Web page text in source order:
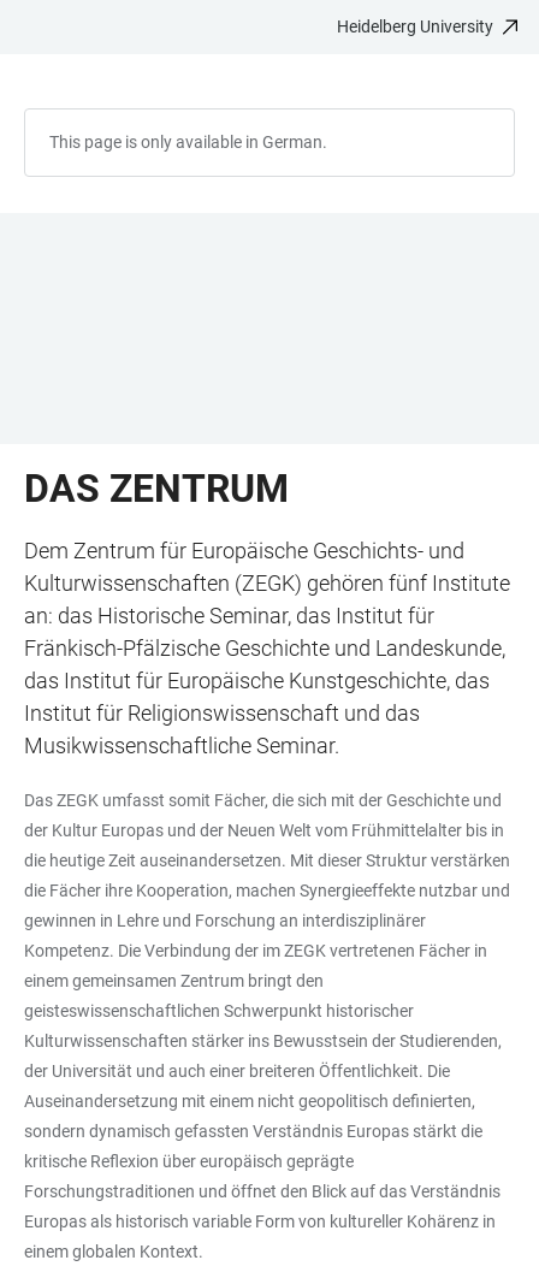
Heidelberg University
This page is only available in German.
DAS ZENTRUM
Dem Zentrum für Europäische Geschichts- und
Kulturwissenschaften (ZEGK) gehören fünf Institute
an: das Historische Seminar, das Institut für
Fränkisch-Pfälzische Geschichte und Landeskunde,
das Institut für Europäische Kunstgeschichte, das
Institut für Religionswissenschaft und das
Musikwissenschaftliche Seminar.
Das ZEGK umfasst somit Fächer, die sich mit der Geschichte und
der Kultur Europas und der Neuen Welt vom Frühmittelalter bis in
die heutige Zeit auseinandersetzen. Mit dieser Struktur verstärken
die Fächer ihre Kooperation, machen Synergieeffekte nutzbar und
gewinnen in Lehre und Forschung an interdisziplinärer
Kompetenz. Die Verbindung der im ZEGK vertretenen Fächer in
einem gemeinsamen Zentrum bringt den
geisteswissenschaftlichen Schwerpunkt historischer
Kulturwissenschaften stärker ins Bewusstsein der Studierenden,
der Universität und auch einer breiteren Öffentlichkeit. Die
Auseinandersetzung mit einem nicht geopolitisch definierten,
sondern dynamisch gefassten Verständnis Europas stärkt die
kritische Reflexion über europäisch geprägte
Forschungstraditionen und öffnet den Blick auf das Verständnis
Europas als historisch variable Form von kultureller Kohärenz in
einem globalen Kontext.